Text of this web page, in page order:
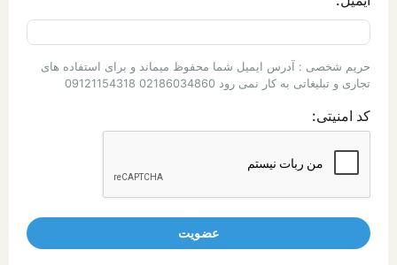
حریم شخصی : آدرس ایمیل شما محفوظ میماند و برای استفاده های
تجاری و تبلیغاتی به کار نمی رود 02186034860 09121154318
کد امنیتی: